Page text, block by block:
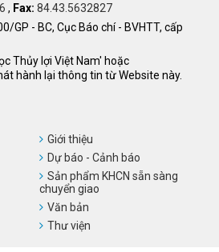
, Fax: 84.43.5632827
GP - BC, Cục Báo chí - BVHTT, cấp
Thủy lợi Việt Nam' hoặc
hành lại thông tin từ Website này.
Giới thiệu
Dự báo - Cảnh báo
Sản phẩm KHCN sẵn sàng
chuyển giao
Văn bản
Thư viện